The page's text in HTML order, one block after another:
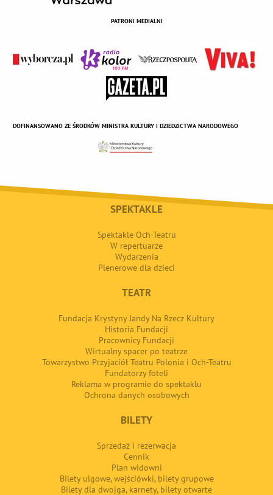
PATRONI MEDIALNI
DOFINANSOWANO ZE ŚRODKÓW MINISTRA KULTURY I DZIEDZICTWA NARODOWEGO
SPEKTAKLE
Spektakle Och-Teatru
W repertuarze
Wydarzenia
Plenerowe dla dzieci
TEATR
Fundacja Krystyny Jandy Na Rzecz Kultury
Historia Fundacji
Pracownicy Fundacji
Wirtualny spacer po teatrze
Towarzystwo Przyjaciół Teatru Polonia i Och-Teatru
Fundatorzy foteli
Reklama w programie do spektaklu
Ochrona danych osobowych
BILETY
Sprzedaż i rezerwacja
Cennik
Plan widowni
Bilety ulgowe, wejściówki, bilety grupowe
Bilety dla dwojga, karnety, bilety otwarte